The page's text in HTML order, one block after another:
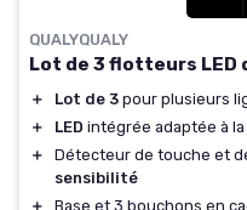
QUALYQUALY
Lot de 3 flotteurs LED
＋ Lot de 3 pour plusieurs
＋
LED intégrée adaptée à
＋
Détecteur de touche et
sensibilité
＋
Base et 3 bouchons en